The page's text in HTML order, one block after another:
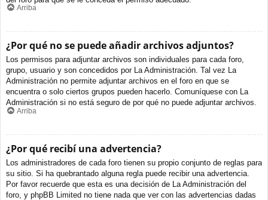
Arriba
¿Por qué no se puede añadir archivos adjuntos?
Los permisos para adjuntar archivos son individuales para cada foro,
grupo, usuario y son concedidos por La Administración. Tal vez La
Administración no permite adjuntar archivos en el foro en que se
encuentra o solo ciertos grupos pueden hacerlo. Comuníquese con La
Administración si no está seguro de por qué no puede adjuntar archivos.
Arriba
¿Por qué recibí una advertencia?
Los administradores de cada foro tienen su propio conjunto de reglas para
su sitio. Si ha quebrantado alguna regla puede recibir una advertencia.
Por favor recuerde que esta es una decisión de La Administración del
foro, y phpBB Limited no tiene nada que ver con las advertencias dadas